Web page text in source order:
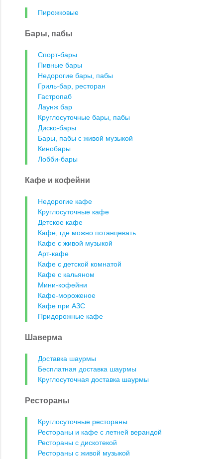
Пирожковые
Бары, пабы
Спорт-бары
Пивные бары
Недорогие бары, пабы
Гриль-бар, ресторан
Гастропаб
Лаунж бар
Круглосуточные бары, пабы
Диско-бары
Бары, пабы с живой музыкой
Кинобары
Лобби-бары
Кафе и кофейни
Недорогие кафе
Круглосуточные кафе
Детское кафе
Кафе, где можно потанцевать
Кафе с живой музыкой
Арт-кафе
Кафе с детской комнатой
Кафе с кальяном
Мини-кофейни
Кафе-мороженое
Кафе при АЗС
Придорожные кафе
Шаверма
Доставка шаурмы
Бесплатная доставка шаурмы
Круглосуточная доставка шаурмы
Рестораны
Круглосуточные рестораны
Рестораны и кафе с летней верандой
Рестораны с дискотекой
Рестораны с живой музыкой